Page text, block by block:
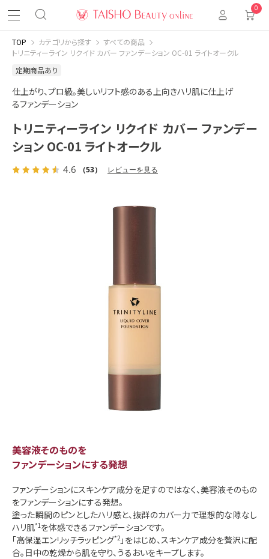
0
TOP カテゴリから探す
すべての商品
トリニティーライン リクイド カバー ファンデーション OC-01 ライトオークル
定期商品あり
仕上がり、プロ級。美しいリフト感のある上向きハリ肌に仕上げ
るファンデーション
トリニティーライン リクイド カバー ファンデー
ション OC-01 ライトオークル
4.6 （53） レビューを見る
美容液そのものを
ファンデーションにする発想
ファンデーションにスキンケア成分を足すのではなく、美容液そのもの
をファンデーションにする発想。
塗った瞬間のピンとしたハリ感と、抜群のカバー力で理想的な隙なし
ハリ肌*1を体感できるファンデーションです。
「高保湿エンリッチラッピング*2」をはじめ、スキンケア成分を贅沢に配
合。日中の乾燥から肌を守り、うるおいをキープします。